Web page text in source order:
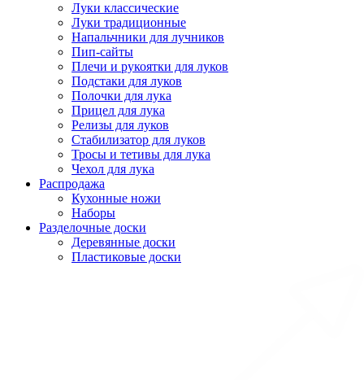
Луки классические
Луки традиционные
Напальчники для лучников
Пип-сайты
Плечи и рукоятки для луков
Подстаки для луков
Полочки для лука
Прицел для лука
Релизы для луков
Стабилизатор для луков
Тросы и тетивы для лука
Чехол для лука
Распродажа
Кухонные ножи
Наборы
Разделочные доски
Деревянные доски
Пластиковые доски